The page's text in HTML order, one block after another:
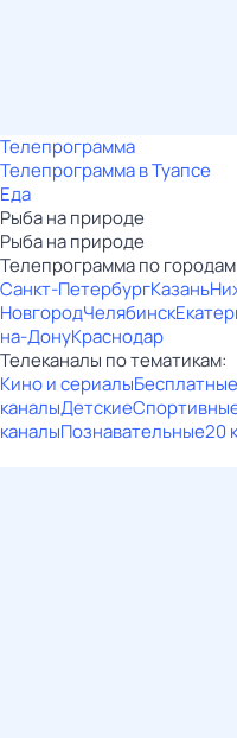
Телепрограмма
Телепрограмма в Туапсе
Еда
Рыба на природе
Рыба на природе
Телепрограмма по
Санкт-ПетербургКазань
НовгородЧелябинск
на-ДонуКраснодар
Телеканалы по тематикам:
Кино и сериалыБесплатные
каналыДетские
каналыПознавательные20